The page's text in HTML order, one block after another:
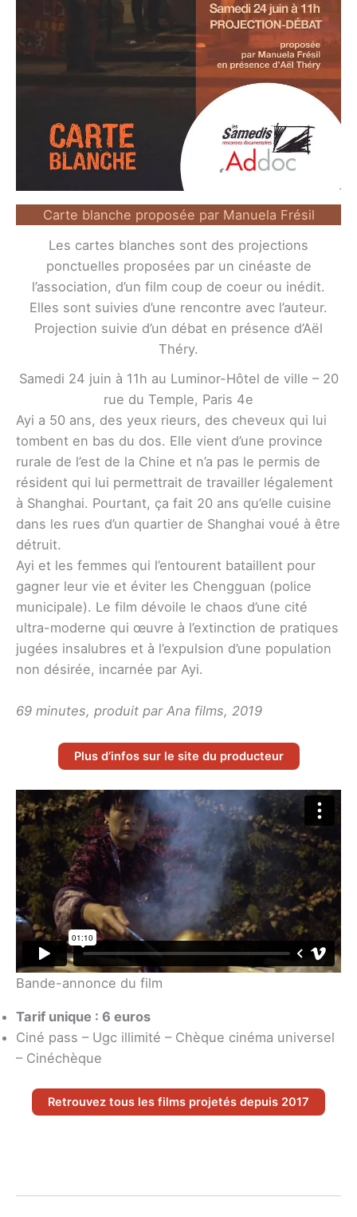
Carte blanche proposée par Manuela Frésil
Les cartes blanches sont des projections
ponctuelles proposées par un cinéaste de
l’association, d’un film coup de coeur ou inédit.
Elles sont suivies d’une rencontre avec l’auteur.
Projection suivie d’un débat en présence d’Aël
Théry.
Samedi 24 juin à 11h au Luminor-Hôtel de ville – 20
rue du Temple, Paris 4e
Ayi a 50 ans, des yeux rieurs, des cheveux qui lui
tombent en bas du dos. Elle vient d’une province
rurale de l’est de la Chine et n’a pas le permis de
résident qui lui permettrait de travailler légalement
à Shanghai. Pourtant, ça fait 20 ans qu’elle cuisine
dans les rues d’un quartier de Shanghai voué à être
détruit.
Ayi et les femmes qui l’entourent bataillent pour
gagner leur vie et éviter les Chengguan (police
municipale). Le film dévoile le chaos d’une cité
ultra-moderne qui œuvre à l’extinction de pratiques
jugées insalubres et à l’expulsion d’une population
non désirée, incarnée par Ayi.
69 minutes, produit par Ana films, 2019
Plus d’infos sur le site du producteur
Bande-annonce du film
Tarif unique : 6 euros
Ciné pass – Ugc illimité – Chèque cinéma universel
– Cinéchèque
Retrouvez tous les films projetés depuis 2017